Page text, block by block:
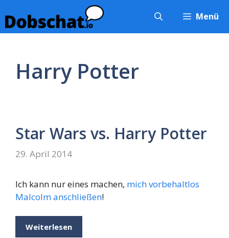
Inhalt
springen
Menü
Harry Potter
Star Wars vs. Harry Potter
29. April 2014
Ich kann nur eines machen, mich vorbehaltlos
Malcolm anschließen!
Weiterlesen